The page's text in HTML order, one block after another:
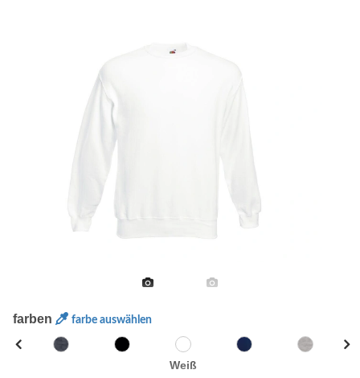
farben farbe auswählen
Weiß